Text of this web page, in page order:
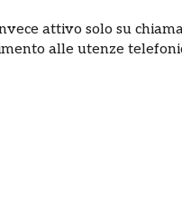
attivo solo su
alle utenze